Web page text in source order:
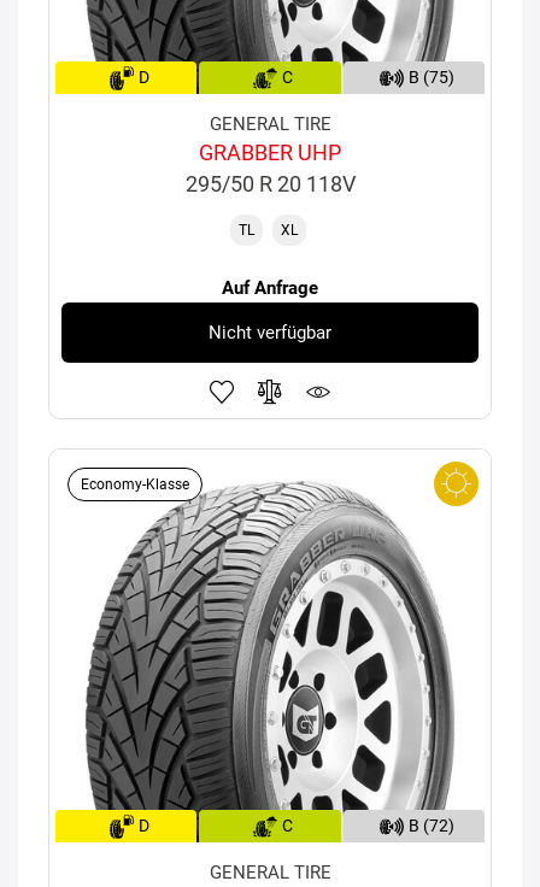
D C B (75)
GENERAL TIRE
GRABBER UHP
295/50 R 20 118V
TL XL
Auf Anfrage
Nicht verfügbar
Economy-Klasse
D C B (72)
GENERAL TIRE